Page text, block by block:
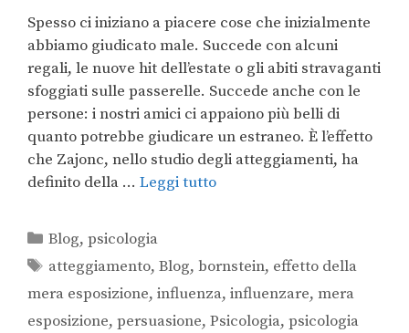
Spesso ci iniziano a piacere cose che inizialmente
abbiamo giudicato male. Succede con alcuni
regali, le nuove hit dell’estate o gli abiti stravaganti
sfoggiati sulle passerelle. Succede anche con le
persone: i nostri amici ci appaiono più belli di
quanto potrebbe giudicare un estraneo. È l’effetto
che Zajonc, nello studio degli atteggiamenti, ha
definito della … Leggi tutto
Blog,psicologia
atteggiamento,Blog,bornstein, effetto della
mera esposizione, influenza, influenzare, mera
esposizione, persuasione, Psicologia, psicologia